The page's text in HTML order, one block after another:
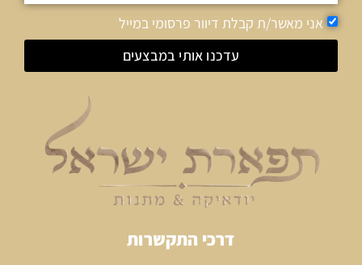
אני מאשר/ת קבלת דיוור פרסומי במייל
עדכנו אותי במבצעים
דרכי התקשרות